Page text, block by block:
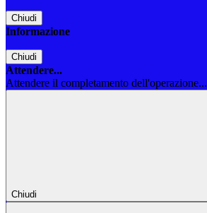
Chiudi
Informazione
Chiudi
Attendere...
Attendere il completamento dell'operazione...
Chiudi